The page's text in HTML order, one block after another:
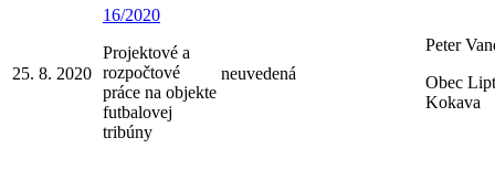
25. 8. 2020
16/2020
Projektové a
rozpočtové
práce na objekte
futbalovej
tribúny
neuvedená
Peter
Obec
Kokava